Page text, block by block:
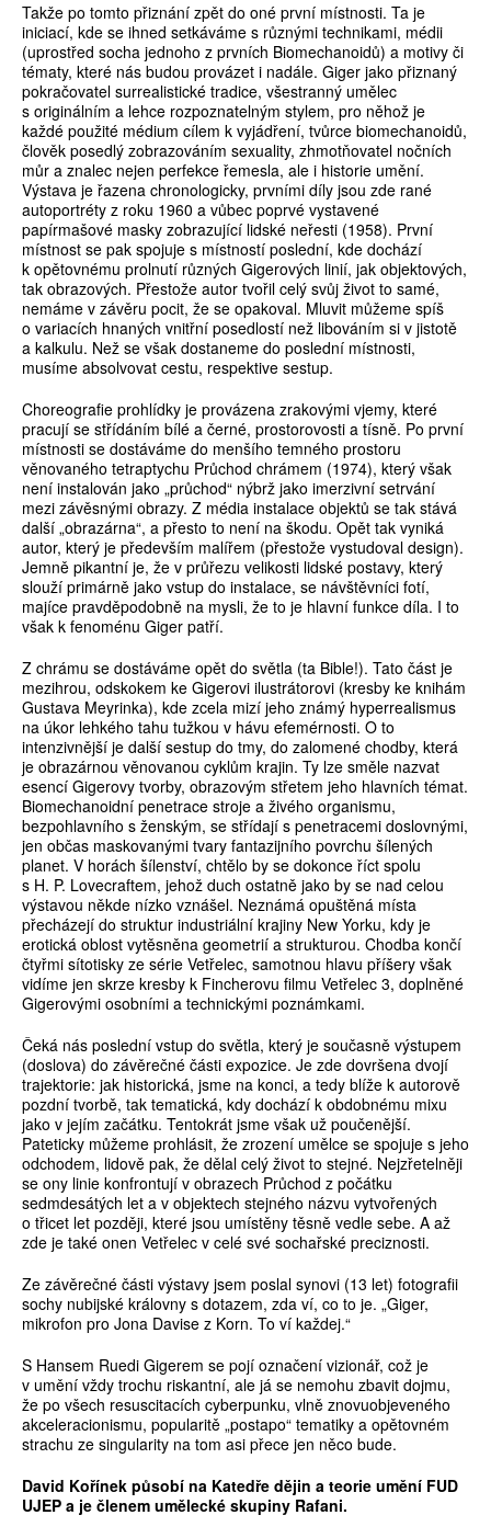
Takže po tomto přiznání zpět do oné první místnosti. Ta je
iniciací, kde se ihned setkáváme s různými technikami, médii
(uprostřed socha jednoho z prvních Biomechanoidů) a motivy či
tématy, které nás budou provázet i nadále. Giger jako přiznaný
pokračovatel surrealistické tradice, všestranný umělec
s originálním a lehce rozpoznatelným stylem, pro něhož je
každé použité médium cílem k vyjádření, tvůrce biomechanoidů,
člověk posedlý zobrazováním sexuality, zhmotňovatel nočních
můr a znalec nejen perfekce řemesla, ale i historie umění.
Výstava je řazena chronologicky, prvními díly jsou zde rané
autoportréty z roku 1960 a vůbec poprvé vystavené
papírmašové masky zobrazující lidské neřesti (1958). První
místnost se pak spojuje s místností poslední, kde dochází
k opětovnému prolnutí různých Gigerových linií, jak objektových,
tak obrazových. Přestože autor tvořil celý svůj život to samé,
nemáme v závěru pocit, že se opakoval. Mluvit můžeme spíš
o variacích hnaných vnitřní posedlostí než libováním si v jistotě
a kalkulu. Než se však dostaneme do poslední místnosti,
musíme absolvovat cestu, respektive sestup.
Choreografie prohlídky je provázena zrakovými vjemy, které
pracují se střídáním bílé a černé, prostorovosti a tísně. Po první
místnosti se dostáváme do menšího temného prostoru
věnovaného tetraptychu Průchod chrámem (1974), který však
není instalován jako „průchod“ nýbrž jako imerzivní setrvání
mezi závěsnými obrazy. Z média instalace objektů se tak stává
další „obrazárna“, a přesto to není na škodu. Opět tak vyniká
autor, který je především malířem (přestože vystudoval design).
Jemně pikantní je, že v průřezu velikosti lidské postavy, který
slouží primárně jako vstup do instalace, se návštěvníci fotí,
majíce pravděpodobně na mysli, že to je hlavní funkce díla. I to
však k fenoménu Giger patří.
Z chrámu se dostáváme opět do světla (ta Bible!). Tato část je
mezihrou, odskokem ke Gigerovi ilustrátorovi (kresby ke knihám
Gustava Meyrinka), kde zcela mizí jeho známý hyperrealismus
na úkor lehkého tahu tužkou v hávu efemérnosti. O to
intenzivnější je další sestup do tmy, do zalomené chodby, která
je obrazárnou věnovanou cyklům krajin. Ty lze směle nazvat
esencí Gigerovy tvorby, obrazovým střetem jeho hlavních témat.
Biomechanoidní penetrace stroje a živého organismu,
bezpohlavního s ženským, se střídají s penetracemi doslovnými,
jen občas maskovanými tvary fantazijního povrchu šílených
planet. V horách šílenství, chtělo by se dokonce říct spolu
s H. P. Lovecraftem, jehož duch ostatně jako by se nad celou
výstavou někde nízko vznášel. Neznámá opuštěná místa
přecházejí do struktur industriální krajiny New Yorku, kdy je
erotická oblost vytěsněna geometrií a strukturou. Chodba končí
čtyřmi sítotisky ze série Vetřelec, samotnou hlavu příšery však
vidíme jen skrze kresby k Fincherovu filmu Vetřelec 3, doplněné
Gigerovými osobními a technickými poznámkami.
Čeká nás poslední vstup do světla, který je současně výstupem
(doslova) do závěrečné části expozice. Je zde dovršena dvojí
trajektorie: jak historická, jsme na konci, a tedy blíže k autorově
pozdní tvorbě, tak tematická, kdy dochází k obdobnému mixu
jako v jejím začátku. Tentokrát jsme však už poučenější.
Pateticky můžeme prohlásit, že zrození umělce se spojuje s jeho
odchodem, lidově pak, že dělal celý život to stejné. Nejzřetelněji
se ony linie konfrontují v obrazech Průchod z počátku
sedmdesátých let a v objektech stejného názvu vytvořených
o třicet let později, které jsou umístěny těsně vedle sebe. A až
zde je také onen Vetřelec v celé své sochařské preciznosti.
Ze závěrečné části výstavy jsem poslal synovi (13 let) fotografii
sochy nubijské královny s dotazem, zda ví, co to je. „Giger,
mikrofon pro Jona Davise z Korn. To ví každej.“
S Hansem Ruedi Gigerem se pojí označení vizionář, což je
v umění vždy trochu riskantní, ale já se nemohu zbavit dojmu,
že po všech resuscitacích cyberpunku, vlně znovuobjeveného
akceleracionismu, popularitě „postapo“ tematiky a opětovném
strachu ze singularity na tom asi přece jen něco bude.
David ­Kořínek působí na Katedře dějin a teorie umění FUD
UJEP a je členem umělecké skupiny Rafani.